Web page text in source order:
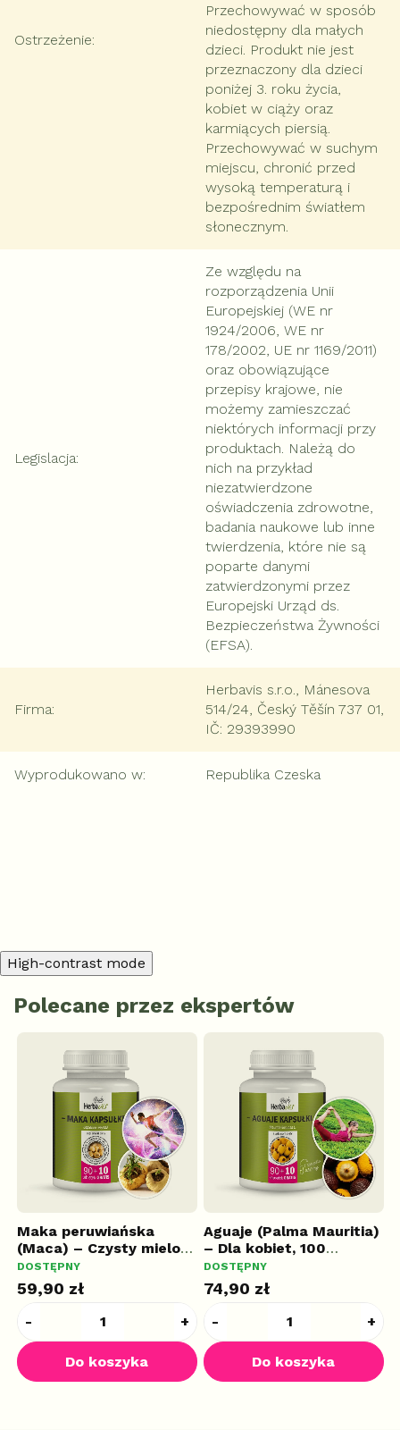
Ostrzeżenie:
Przechowywać w sposób
niedostępny dla małych
dzieci. Produkt nie jest
przeznaczony dla dzieci
poniżej 3. roku życia,
kobiet w ciąży oraz
karmiących piersią.
Przechowywać w suchym
miejscu, chronić przed
wysoką temperaturą i
bezpośrednim światłem
słonecznym.
Legislacja:
Ze względu na
rozporządzenia Unii
Europejskiej (WE nr
1924/2006, WE nr
178/2002, UE nr 1169/2011)
oraz obowiązujące
przepisy krajowe, nie
możemy zamieszczać
niektórych informacji przy
produktach. Należą do
nich na przykład
niezatwierdzone
oświadczenia zdrowotne,
badania naukowe lub inne
twierdzenia, które nie są
poparte danymi
zatwierdzonymi przez
Europejski Urząd ds.
Bezpieczeństwa Żywności
(EFSA).
Firma:
Herbavis s.r.o., Mánesova
514/24, Český Těšín 737 01,
IČ: 29393990
Wyprodukowano w: Republika Czeska
High-contrast mode
Polecane przez ekspertów
Maka peruwiańska
(Maca) – Czysty mielony
korzeń, 100 kapsułek
DOSTĘPNY
59,90 zł
Aguaje (Palma Mauritia)
– Dla kobiet, 100
kapsułek
DOSTĘPNY
74,90 zł